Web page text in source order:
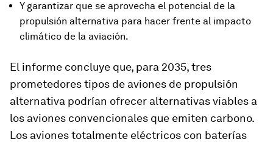
Y garantizar que se aprovecha el potencial de la
propulsión alternativa para hacer frente al impacto
climático de la aviación.
El informe concluye que, para 2035, tres
prometedores tipos de aviones de propulsión
alternativa podrían ofrecer alternativas viables a
los aviones convencionales que emiten carbono.
Los aviones totalmente eléctricos con baterías